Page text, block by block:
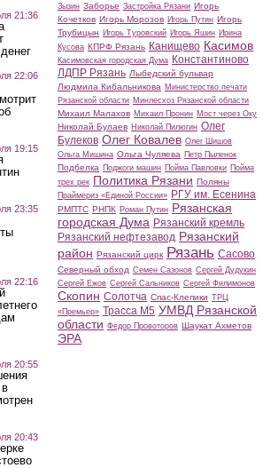
21:36
22:06
19:15
23:35
22:16
20:55
20:43
Зызин Заборье Застройка Рязани Игорь
Кочетков Игорь Морозов Игорь Путин Игорь
Трубицын Игорь Туровский Игорь Яшин Ирина
Кусова КПРФ Рязань Канищево Касимов
Касимовская городская Дума Константиново
ЛДПР Рязань Лыбедский бульвар
Людмила Кибальникова Министерство печати
Рязанской области Минлесхоз Рязанской области
Михаил Малахов Михаил Пронин Мост через Оку
Николай Булаев Николай Пилюгин Олег
Булеков Олег Ковалев Олег Шишов
Ольга Мишина Ольга Чуляева Петр Пыленок
Подбелка Поджоги машин Пойма Павловки Пойма
трех рек Политика Рязани Поляны
Праймериз «Единой России» РГУ им. Есенина
РМПТС РНПК Роман Путин Рязанская
городская Дума Рязанский кремль
Рязанский нефтезавод Рязанский
район Рязанский цирк Рязань Сасово
Северный обход Семен Сазонов Сергей Дудукин
Сергей Ежов Сергей Сальников Сергей Филимонов
Скопин Солотча Спас-Клепики ТРЦ
«Премьер» Трасса М5 УМВД Рязанской
области Федор Провоторов Шаукат Ахметов
ЭРА